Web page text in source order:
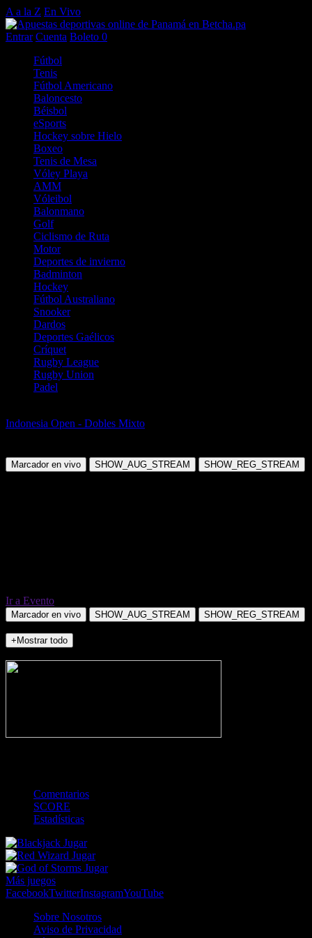
A a la Z En Vivo
Entrar Cuenta Boleto 0
Fútbol
Tenis
Fútbol Americano
Baloncesto
Béisbol
eSports
Hockey sobre Hielo
Boxeo
Tenis de Mesa
Vóley Playa
AMM
Vóleibol
Balonmano
Golf
Ciclismo de Ruta
Motor
Deportes de invierno
Badminton
Hockey
Fútbol Australiano
Snooker
Dardos
Deportes Gaélicos
Críquet
Rugby League
Rugby Union
Padel
Indonesia Open - Dobles Mixto
Marcador en vivo SHOW_AUG_STREAM SHOW_REG_STREAM
Ir a Evento
Marcador en vivo SHOW_AUG_STREAM SHOW_REG_STREAM
+Mostrar todo
Comentarios
SCORE
Estadísticas
Jugar
Jugar
Jugar
Más juegos
FacebookTwitterInstagramYouTube
Sobre Nosotros
Aviso de Privacidad